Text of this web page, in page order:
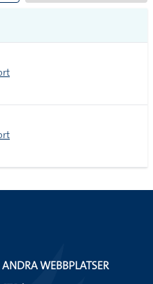
ANDRA WEBBPLATSER